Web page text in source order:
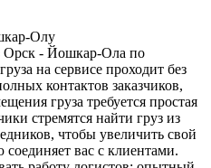
Олу
Орск - Йошкар-Ола по
на сервисе проходит без
контактов заказчиков,
груза требуется простая
стремятся найти груз из
чтобы увеличить свой
вас с клиентами.